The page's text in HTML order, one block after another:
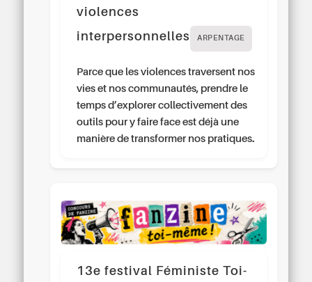
violences
interpersonnelles
ARPENTAGE
Parce que les violences traversent nos
vies et nos communautés, prendre le
temps d’explorer collectivement des
outils pour y faire face est déjà une
manière de transformer nos pratiques.
13e festival Féministe Toi-